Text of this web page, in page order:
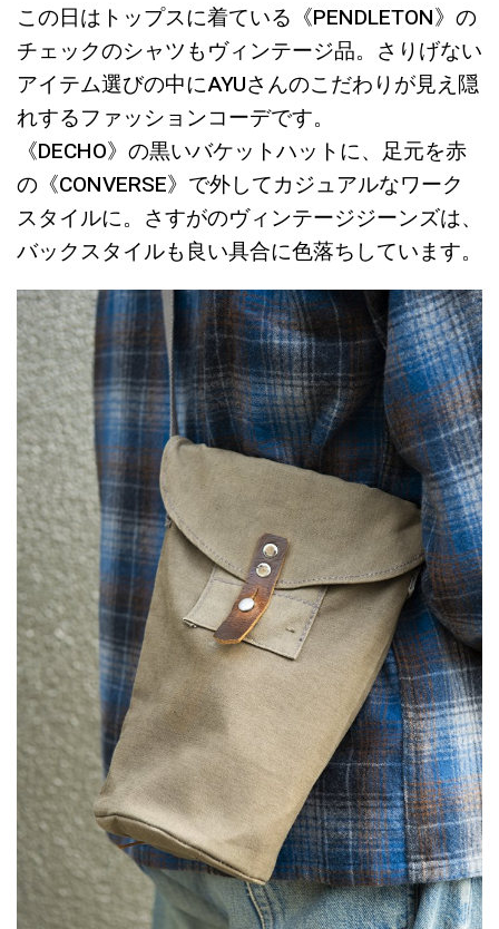
この日はトップスに着ている《PENDLETON》の
チェックのシャツもヴィンテージ品。さりげない
アイテム選びの中にAYUさんのこだわりが見え隠
れするファッションコーデです。
《DECHO》の黒いバケットハットに、足元を赤
の《CONVERSE》で外してカジュアルなワーク
スタイルに。さすがのヴィンテージジーンズは、
バックスタイルも良い具合に色落ちしています。